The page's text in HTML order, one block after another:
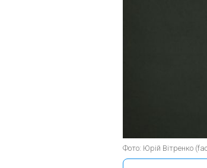
Фото: Юрій Вітренко